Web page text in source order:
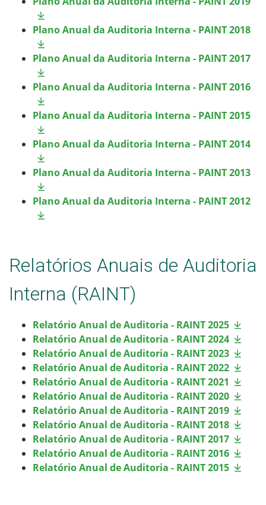
Plano Anual da Auditoria Interna - PAINT 2018
Plano Anual da Auditoria Interna - PAINT 2017
Plano Anual da Auditoria Interna - PAINT 2016
Plano Anual da Auditoria Interna - PAINT 2015
Plano Anual da Auditoria Interna - PAINT 2014
Plano Anual da Auditoria Interna - PAINT 2013
Plano Anual da Auditoria Interna - PAINT 2012
Relatórios Anuais de Auditoria
Interna (RAINT)
Relatório Anual de Auditoria - RAINT 2025
Relatório Anual de Auditoria - RAINT 2024
Relatório Anual de Auditoria - RAINT 2023
Relatório Anual de Auditoria - RAINT 2022
Relatório Anual de Auditoria - RAINT 2021
Relatório Anual de Auditoria - RAINT 2020
Relatório Anual de Auditoria - RAINT 2019
Relatório Anual de Auditoria - RAINT 2018
Relatório Anual de Auditoria - RAINT 2017
Relatório Anual de Auditoria - RAINT 2016
Relatório Anual de Auditoria - RAINT 2015